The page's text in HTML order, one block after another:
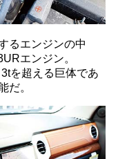
るエンジンの中
エンジン。
を超える巨体であ
だ。